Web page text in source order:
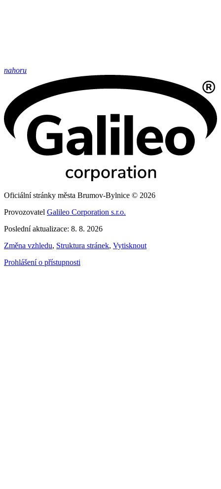
nahoru
Oficiální stránky města Brumov-Bylnice © 2026
Provozovatel Galileo Corporation s.r.o.
Poslední aktualizace: 8. 8. 2026
Změna vzhledu, Struktura stránek, Vytisknout
Prohlášení o přístupnosti